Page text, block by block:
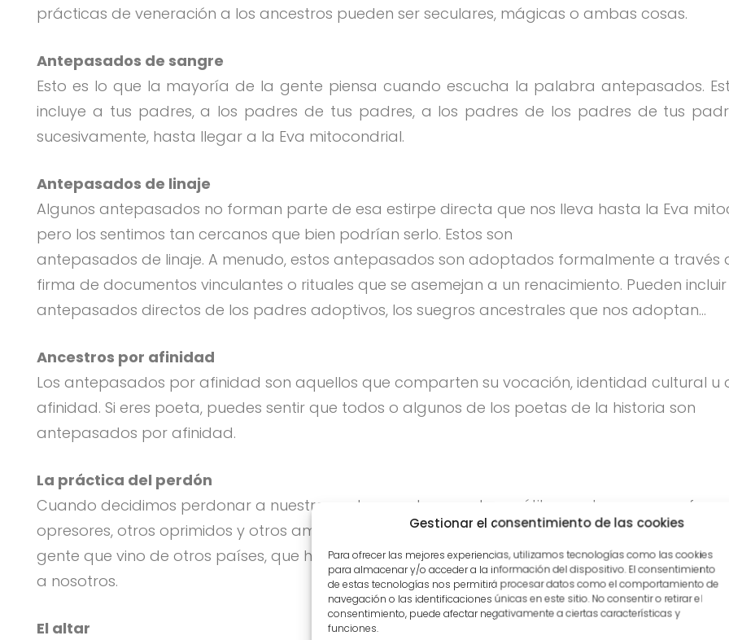
Gestionar el consentimiento de las cookies
Para ofrecer las mejores experiencias, utilizamos tecnologías como las cookies
para almacenar y/o acceder a la información del dispositivo. El consentimiento
de estas tecnologías nos permitirá procesar datos como el comportamiento de
navegación o las identificaciones únicas en este sitio. No consentir o retirar el
consentimiento, puede afectar negativamente a ciertas características y
funciones.
prácticas de veneración a los ancestros pueden ser seculares, mágicas o ambas cosas.
Antepasados de sangre
Esto es lo que la mayoría de la gente piensa cuando escucha la palabra antepasados.
incluye a tus padres, a los padres de tus padres, a los padres de los padres de tus
sucesivamente, hasta llegar a la Eva mitocondrial.
Antepasados de linaje
Algunos antepasados no forman parte de esa estirpe directa que nos lleva hasta la Eva
pero los sentimos tan cercanos que bien podrían serlo. Estos son
antepasados de linaje. A menudo, estos antepasados son adoptados formalmente a través
firma de documentos vinculantes o rituales que se asemejan a un renacimiento. Pueden
antepasados directos de los padres adoptivos, los suegros ancestrales que nos adoptan…
Ancestros por afinidad
Los antepasados por afinidad son aquellos que comparten su vocación, identidad cultural u
afinidad. Si eres poeta, puedes sentir que todos o algunos de los poetas de la historia son
antepasados por afinidad.
La práctica del perdón
Cuando decidimos perdonar a nuestros antepasados, puede ser útil recordar que unos fueron
opresores, otros oprimidos y otros ambas cosas. Todos los linajes ancestrales son diversos e
gente que vino de otros países, que hablaba idiomas diferentes y que tal vez no se parecía
a nosotros.
El altar